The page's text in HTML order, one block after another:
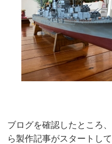
ブログを確認したところ
ら製作記事がスタートし